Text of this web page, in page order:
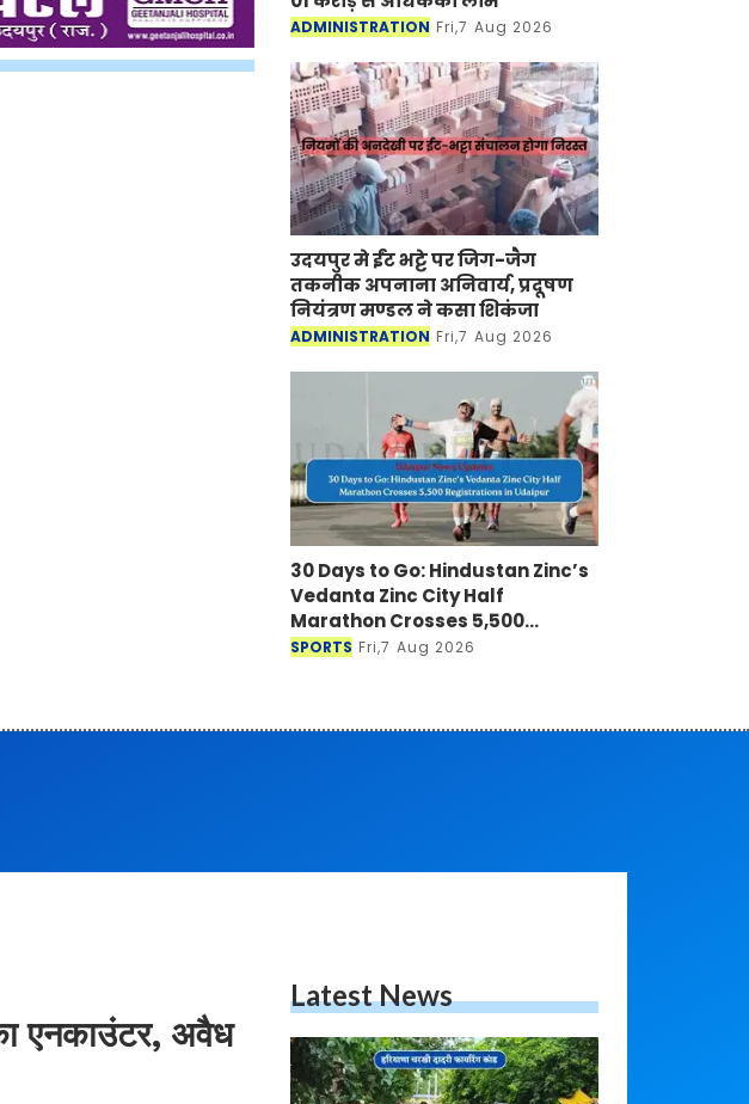
ADMINISTRATION Fri,7 Aug 2026
उदयपुर मे ईंट भट्टे पर जिग-जैग
तकनीक अपनाना अनिवार्य, प्रदूषण
नियंत्रण मण्डल ने कसा शिकंजा
ADMINISTRATION Fri,7 Aug 2026
30 Days to Go: Hindustan Zinc’s
Vedanta Zinc City Half
Marathon Crosses 5,500
Registrations in Udaipur
SPORTS Fri,7 Aug 2026
एनकाउंटर, अवैध
Latest News